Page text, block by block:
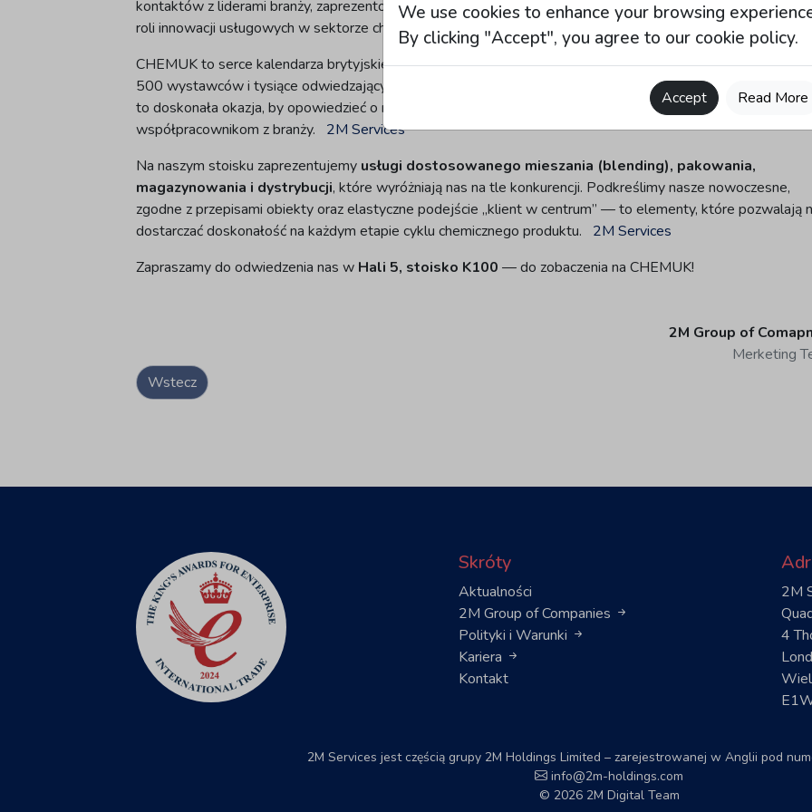
kontaktów z liderami branży, zaprezentowanie naszych kompetencji technicznych oraz podkreślenie
roli innowacji usługowych w sektorze chemicznym.
2M Services
CHEMUK to serce kalendarza brytyjskiego przemysłu chemicznego — to wydarzenie, które gromadzi ponad
500 wystawców i tysiące odwiedzających z całego świata.
Dla 2M Services to nie tylko
to doskonała okazja, by opowiedzieć o naszej historii, wartościach i specjalizacjach klientom, partnerom i
współpracownikom z branży.
2M Services
Na naszym stoisku zaprezentujemy usługi dostosowanego mieszania (blending), pakowania,
magazynowania i dystrybucji, które wyróżniają nas na tle konkurencji. Podkreślimy nasze nowoczesne,
zgodne z przepisami obiekty oraz elastyczne podejście „klient w centrum” — to elementy, które pozwalają
dostarczać doskonałość na każdym etapie cyklu chemicznego produktu.
2M Services
Zapraszamy do odwiedzenia nas w Hali 5, stoisko K100 — do zobaczenia na CHEMUK!
2M Group of
Merketing
Wstecz
Skróty
Aktualności
2M Group of Companies
Polityki i Warunki
Kariera
Kontakt
2M
4
2M Services jest częścią grupy 2M Holdings Limited – zarejestrowanej w Anglii pod
info@2m-holdings.com
© 2026 2M Digital Team
We use cookies to enhance your browsing
By clicking "Accept", you agree to our cookie policy.
Accept Read More